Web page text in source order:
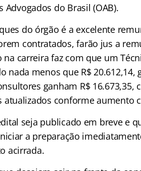
do Brasil (OAB).
do órgão é a excelente
contratados, farão jus a
na carreira faz com que um
nada menos que R$
ganham R$ 16.673,35,
atualizados conforme aumento
seja publicado em breve e
a preparação
acirrada.